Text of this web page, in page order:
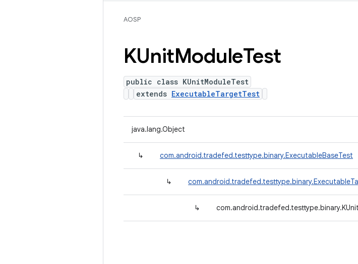
AOSP
KUnitModuleTest
public class KUnitModuleTest
extends ExecutableTargetTest
java.lang.Object
↳ com.android.tradefed.testtype.binary.ExecutableBaseTest
↳
↳